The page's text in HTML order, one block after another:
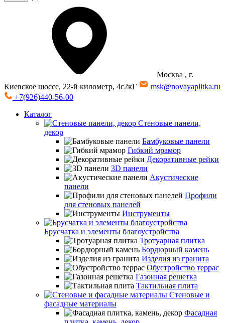
Москва , г.
Киевское шоссе, 22-й километр, 4с2кГ
msk@novayaplitka.ru
+7(926)440-56-00
Каталог
Стеновые панели,
декор
Бамбуковые панели
Гибкий мрамор
Декоративные рейки
3D панели
Акустические
панели
Профили
для стеновых панелей
Инструменты
Брусчатка и элементы благоустройства
Тротуарная плитка
Бордюрный камень
Изделия из гранита
Обустройство террас
Газонная решетка
Тактильная плита
Стеновые и
фасадные материалы
Фасадная